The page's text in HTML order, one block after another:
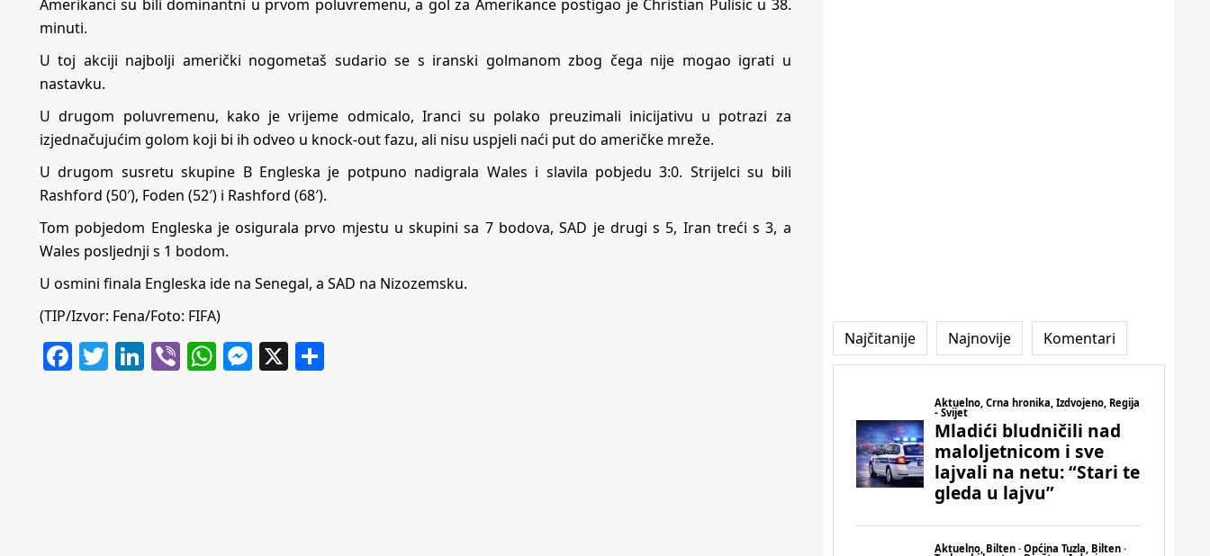
Amerikanci su bili dominantni u prvom poluvremenu, a gol za Amerikance postigao je Christian Pulisic u 38.
minuti.
U toj akciji najbolji američki nogometaš sudario se s iranski golmanom zbog čega nije mogao igrati u
nastavku.
U drugom poluvremenu, kako je vrijeme odmicalo, Iranci su polako preuzimali inicijativu u potrazi za
izjednačujućim golom koji bi ih odveo u knock-out fazu, ali nisu uspjeli naći put do američke mreže.
U drugom susretu skupine B Engleska je potpuno nadigrala Wales i slavila pobjedu 3:0. Strijelci su bili
Rashford (50′), Foden (52′) i Rashford (68′).
Tom pobjedom Engleska je osigurala prvo mjestu u skupini sa 7 bodova, SAD je drugi s 5, Iran treći s 3, a
Wales posljednji s 1 bodom.
U osmini finala Engleska ide na Senegal, a SAD na Nizozemsku.
(TIP/Izvor: Fena/Foto: FIFA)
Facebook
Twitter
LinkedIn
ViberWhatsApp
Messenger
X Najčitanije Najnovije Komentari